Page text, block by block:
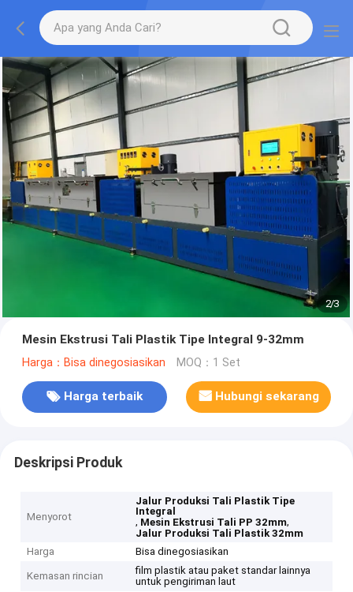
2/3
Mesin Ekstrusi Tali Plastik Tipe Integral 9-32mm
Harga：Bisa dinegosiasikan MOQ：1 Set
Harga terbaik Hubungi sekarang
Deskripsi Produk
Menyorot
Jalur Produksi Tali Plastik Tipe
Integral
, Mesin Ekstrusi Tali PP 32mm,
Jalur Produksi Tali Plastik 32mm
Harga
Bisa dinegosiasikan
Kemasan rincian
film plastik atau paket standar lainnya
untuk pengiriman laut